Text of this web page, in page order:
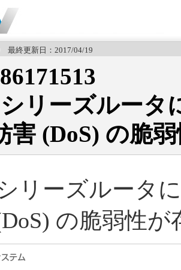
最終更新日：2017/04/19
リーズルータ
害 (DoS) の脆
リーズルータ
の脆弱性が